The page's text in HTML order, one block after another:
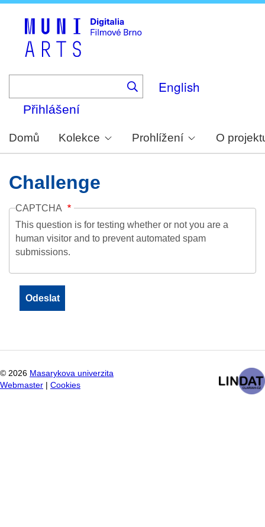
English
Přihlášení
Domů Kolekce Prohlížení O
Challenge
CAPTCHA
This question is for testing whether or not you are a
human visitor and to prevent automated spam
submissions.
© 2026 Masarykova univerzita
Webmaster
Cookies